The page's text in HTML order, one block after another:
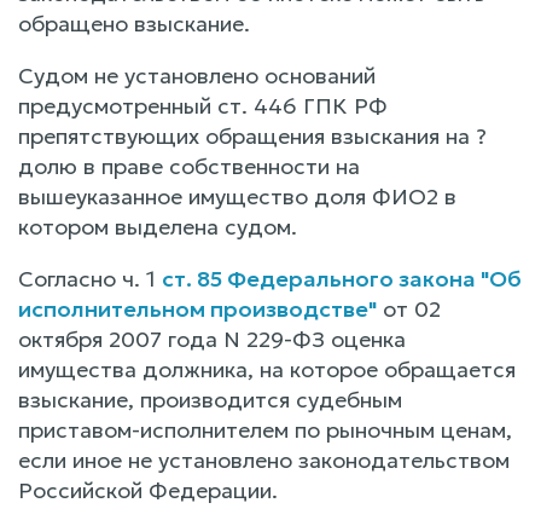
обращено взыскание.
Судом не установлено оснований
предусмотренный ст. 446 ГПК РФ
препятствующих обращения взыскания на ?
долю в праве собственности на
вышеуказанное имущество доля ФИО2 в
котором выделена судом.
Согласно ч. 1 ст. 85 Федерального закона "Об
исполнительном производстве" от 02
октября 2007 года N 229-ФЗ оценка
имущества должника, на которое обращается
взыскание, производится судебным
приставом-исполнителем по рыночным ценам,
если иное не установлено законодательством
Российской Федерации.